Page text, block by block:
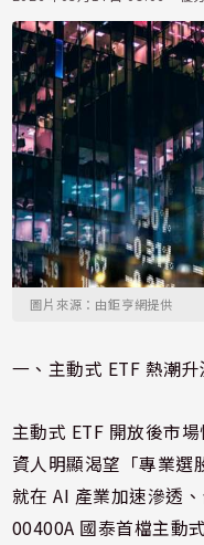
圖片來源：由鉅亨網提供
一、主動式 ETF 熱潮
主動式 ETF 開放後市
資人明顯渴望「專業選
就在 AI 產業加速滲透
00400A 國泰首檔主動